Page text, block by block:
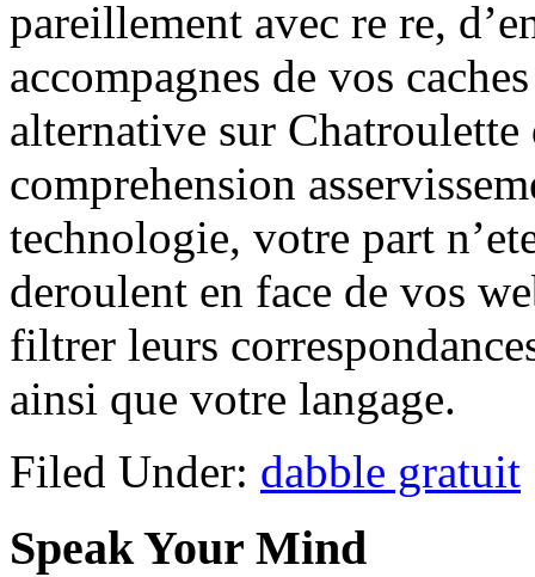
pareillement avec re re,
accompagnes de vos
alternative sur
comprehension
technologie, votre part
deroulent en face de vos
filtrer leurs
ainsi que votre langage.
Filed Under: dabble gratuit
Speak Your Mind